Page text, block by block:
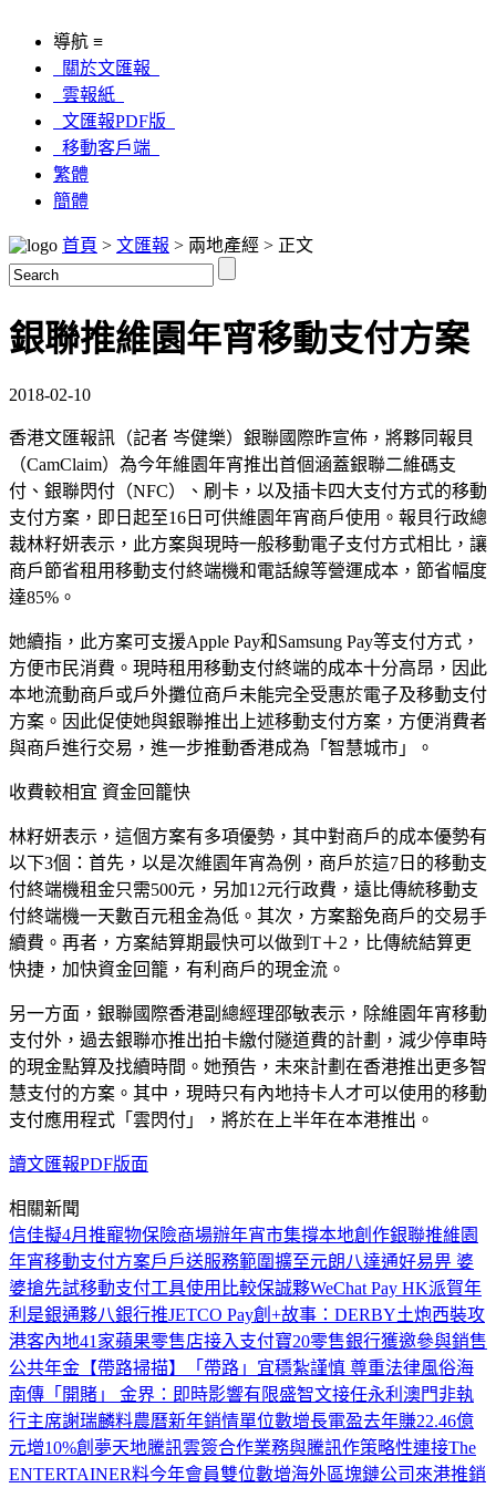
導航 ≡
關於文匯報
雲報紙
文匯報PDF版
移動客戶端
繁體
簡體
首頁 > 文匯報 > 兩地產經 > 正文
銀聯推維園年宵移動支付方案
2018-02-10
香港文匯報訊（記者 岑健樂）銀聯國際昨宣佈，將夥同報貝
（CamClaim）為今年維園年宵推出首個涵蓋銀聯二維碼支
付、銀聯閃付（NFC）、刷卡，以及插卡四大支付方式的移動
支付方案，即日起至16日可供維園年宵商戶使用。報貝行政總
裁林籽妍表示，此方案與現時一般移動電子支付方式相比，讓
商戶節省租用移動支付終端機和電話線等營運成本，節省幅度
達85%。
她續指，此方案可支援Apple Pay和Samsung Pay等支付方式，
方便市民消費。現時租用移動支付終端的成本十分高昂，因此
本地流動商戶或戶外攤位商戶未能完全受惠於電子及移動支付
方案。因此促使她與銀聯推出上述移動支付方案，方便消費者
與商戶進行交易，進一步推動香港成為「智慧城市」。
收費較相宜 資金回籠快
林籽妍表示，這個方案有多項優勢，其中對商戶的成本優勢有
以下3個：首先，以是次維園年宵為例，商戶於這7日的移動支
付終端機租金只需500元，另加12元行政費，遠比傳統移動支
付終端機一天數百元租金為低。其次，方案豁免商戶的交易手
續費。再者，方案結算期最快可以做到T＋2，比傳統結算更
快捷，加快資金回籠，有利商戶的現金流。
另一方面，銀聯國際香港副總經理邵敏表示，除維園年宵移動
支付外，過去銀聯亦推出拍卡繳付隧道費的計劃，減少停車時
的現金點算及找續時間。她預告，未來計劃在香港推出更多智
慧支付的方案。其中，現時只有內地持卡人才可以使用的移動
支付應用程式「雲閃付」，將於在上半年在本港推出。
讀文匯報PDF版面
相關新聞
信佳擬4月推寵物保險商場辦年宵市集撐本地創作銀聯推維園
年宵移動支付方案戶戶送服務範圍擴至元朗 八達通好易畀 婆
婆搶先試移動支付工具使用比較保誠夥WeChat Pay HK派賀年
利是銀通夥八銀行推JETCO Pay創+故事：DERBY土炮西裝攻
港客內地41家蘋果零售店接入支付寶20零售銀行獲邀參與銷售
公共年金 【帶路掃描】「帶路」宜穩紮謹慎 尊重法律風俗海
南傳「開賭」 金界：即時影響有限盛智文接任永利澳門非執
行主席謝瑞麟料農曆新年銷情單位數增長電盈去年賺22.46億
元增10%創夢天地騰訊雲簽合作業務與騰訊作策略性連接The
ENTERTAINER料今年會員雙位數增海外區塊鏈公司來港推銷